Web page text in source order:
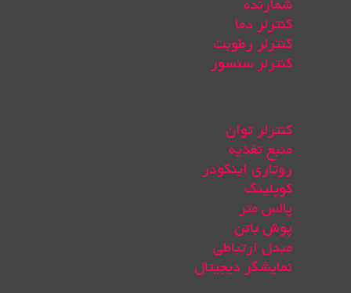
شمارنده
کنترلر دما
کنترلر رطوبت
کنترلر سنسور
کنترلر توان
منبع تغذیه
روتاری اینکودر
کوپلینگ
پالس متر
پوش باتن
مبدل ارتباطی
نمایشگر دیجیتال